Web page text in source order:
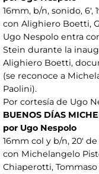
16mm, b/n, sonido, 6',
con Alighiero Boetti,
Ugo Nespolo entra
Stein durante la
Alighiero Boetti,
(se reconoce a
Paolini).
Por cortesía de Ugo
BUENOS DÍAS
por Ugo Nespolo
16mm col y b/n, 20'
con Michelangelo
Chiaperotti, Tommaso